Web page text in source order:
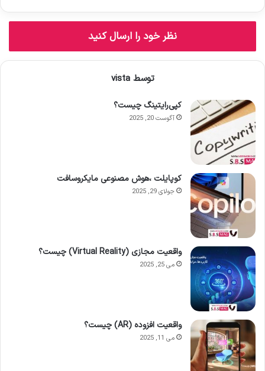
ک
د
نظر خود را ارسال کنید
توسط vista
کپی‌رایتینگ چیست؟
آگوست 20, 2025
کوپایلت ،هوش مصنوعی مایکروسافت
جولای 29, 2025
واقعیت مجازی (Virtual Reality) چیست؟
می 25, 2025
واقعیت افزوده (AR) چیست؟
می 11, 2025